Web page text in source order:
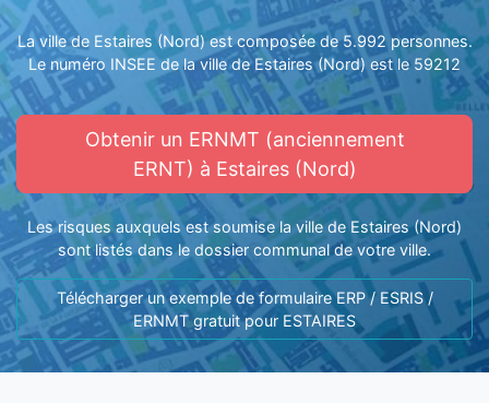
La ville de Estaires (Nord) est composée de 5.992 personnes.
Le numéro INSEE de la ville de Estaires (Nord) est le 59212
Obtenir un ERNMT (anciennement
ERNT) à Estaires (Nord)
Les risques auxquels est soumise la ville de Estaires (Nord)
sont listés dans le dossier communal de votre ville.
Télécharger un exemple de formulaire ERP / ESRIS /
ERNMT gratuit pour ESTAIRES